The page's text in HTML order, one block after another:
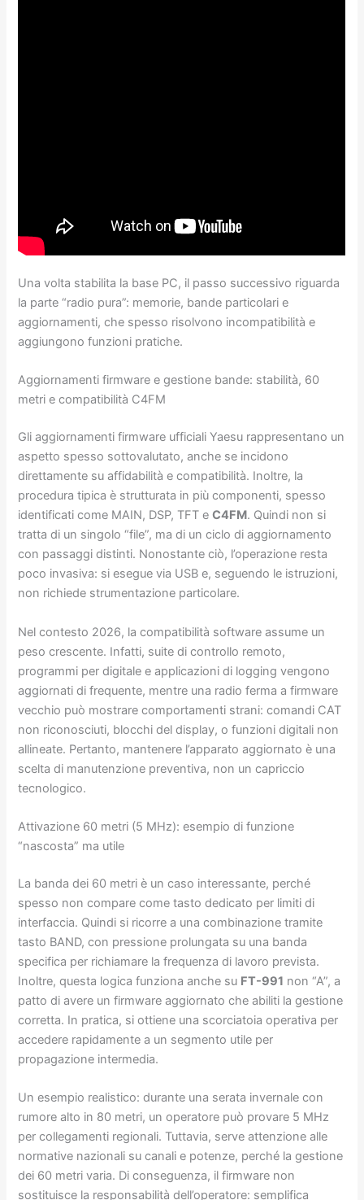
Una volta stabilita la base PC, il passo successivo riguarda
la parte “radio pura”: memorie, bande particolari e
aggiornamenti, che spesso risolvono incompatibilità e
aggiungono funzioni pratiche.
Aggiornamenti firmware e gestione bande: stabilità, 60
metri e compatibilità C4FM
Gli aggiornamenti firmware ufficiali Yaesu rappresentano un
aspetto spesso sottovalutato, anche se incidono
direttamente su affidabilità e compatibilità. Inoltre, la
procedura tipica è strutturata in più componenti, spesso
identificati come MAIN, DSP, TFT eC4FM. Quindi non si
tratta di un singolo “file”, ma di un ciclo di aggiornamento
con passaggi distinti. Nonostante ciò, l’operazione resta
poco invasiva: si esegue via USB e, seguendo le istruzioni,
non richiede strumentazione particolare.
Nel contesto 2026, la compatibilità software assume un
peso crescente. Infatti, suite di controllo remoto,
programmi per digitale e applicazioni di logging vengono
aggiornati di frequente, mentre una radio ferma a firmware
vecchio può mostrare comportamenti strani: comandi CAT
non riconosciuti, blocchi del display, o funzioni digitali non
allineate. Pertanto, mantenere l’apparato aggiornato è una
scelta di manutenzione preventiva, non un capriccio
tecnologico.
Attivazione 60 metri (5 MHz): esempio di funzione
“nascosta” ma utile
La banda dei 60 metri è un caso interessante, perché
spesso non compare come tasto dedicato per limiti di
interfaccia. Quindi si ricorre a una combinazione tramite
tasto BAND, con pressione prolungata su una banda
specifica per richiamare la frequenza di lavoro prevista.
Inoltre, questa logica funziona anche su FT-991 non “A”, a
patto di avere un firmware aggiornato che abiliti la gestione
corretta. In pratica, si ottiene una scorciatoia operativa per
accedere rapidamente a un segmento utile per
propagazione intermedia.
Un esempio realistico: durante una serata invernale con
rumore alto in 80 metri, un operatore può provare 5 MHz
per collegamenti regionali. Tuttavia, serve attenzione alle
normative nazionali su canali e potenze, perché la gestione
dei 60 metri varia. Di conseguenza, il firmware non
sostituisce la responsabilità dell’operatore: semplifica